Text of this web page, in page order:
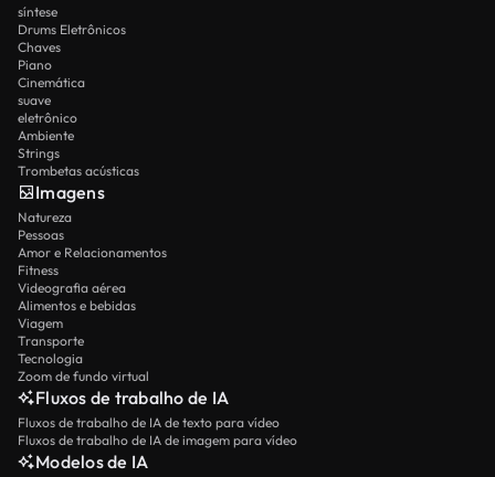
síntese
Drums Eletrônicos
Chaves
Piano
Cinemática
suave
eletrônico
Ambiente
Strings
Trombetas acústicas
Imagens
Natureza
Pessoas
Amor e Relacionamentos
Fitness
Videografia aérea
Alimentos e bebidas
Viagem
Transporte
Tecnologia
Zoom de fundo virtual
Fluxos de trabalho de IA
Fluxos de trabalho de IA de texto para vídeo
Fluxos de trabalho de IA de imagem para vídeo
Modelos de IA